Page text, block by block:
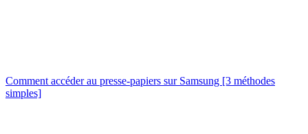
Comment accéder au presse-papiers sur Samsung [3 méthodes
simples]